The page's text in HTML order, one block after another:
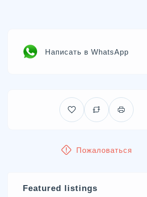
Написать в WhatsApp
Пожаловаться
Featured listings